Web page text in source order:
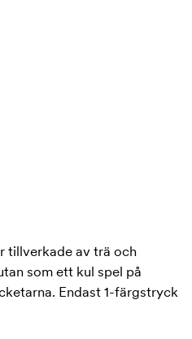
tillverkade av trä och
som ett kul spel på
Endast 1-färgstryck